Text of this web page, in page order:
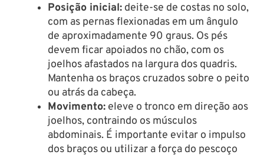
Posição inicial: deite-se de costas no solo,
com as pernas flexionadas em um ângulo
de aproximadamente 90 graus. Os pés
devem ficar apoiados no chão, com os
joelhos afastados na largura dos quadris.
Mantenha os braços cruzados sobre o peito
ou atrás da cabeça.
Movimento: eleve o tronco em direção aos
joelhos, contraindo os músculos
abdominais. É importante evitar o impulso
dos braços ou utilizar a força do pescoço